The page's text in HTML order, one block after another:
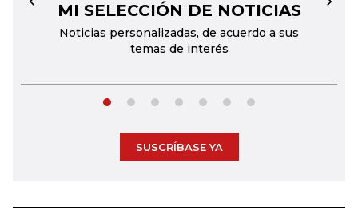
MI SELECCIÓN DE NOTICIAS
Noticias personalizadas, de acuerdo a sus
temas de interés
← →
SUSCRÍBASE YA